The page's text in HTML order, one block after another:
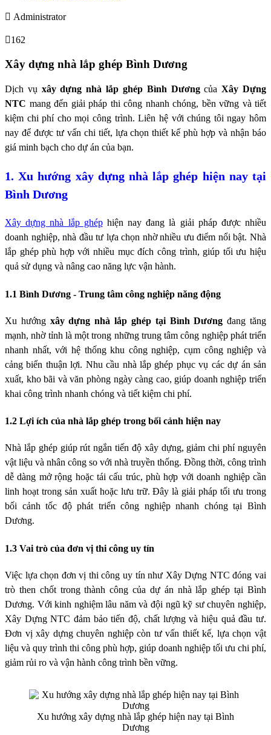
Administrator
162
Xây dựng nhà lắp ghép Bình Dương
Dịch vụ xây dựng nhà lắp ghép Bình DươngcủaXây Dựng
NTC mang đến giải pháp thi công nhanh chóng, bền vững và tiết
kiệm chi phí cho mọi công trình. Liên hệ với chúng tôi ngay hôm
nay để được tư vấn chi tiết, lựa chọn thiết kế phù hợp và nhận báo
giá minh bạch cho dự án của bạn.
1. Xu hướng xây dựng nhà lắp ghép hiện nay tại
Bình Dương
Xây dựng nhà lắp ghéphiện nay đang là giải pháp được nhiều
doanh nghiệp, nhà đầu tư lựa chọn nhờ nhiều ưu điểm nổi bật. Nhà
lắp ghép phù hợp với nhiều mục đích công trình, giúp tối ưu hiệu
quả sử dụng và nâng cao năng lực vận hành.
1.1 Bình Dương - Trung tâm công nghiệp năng động
Xu hướng xây dựng nhà lắp ghép tại Bình Dươngđang tăng
mạnh, nhờ tỉnh là một trong những trung tâm công nghiệp phát triển
nhanh nhất, với hệ thống khu công nghiệp, cụm công nghiệp và
cảng biển thuận lợi. Nhu cầu nhà lắp ghép phục vụ các dự án sản
xuất, kho bãi và văn phòng ngày càng cao, giúp doanh nghiệp triển
khai công trình nhanh chóng và tiết kiệm chi phí.
1.2 Lợi ích của nhà lắp ghép trong bối cảnh hiện nay
Nhà lắp ghép giúp rút ngắn tiến độ xây dựng, giảm chi phí nguyên
vật liệu và nhân công so với nhà truyền thống. Đồng thời, công trình
dễ dàng mở rộng hoặc tái cấu trúc, phù hợp với doanh nghiệp cần
linh hoạt trong sản xuất hoặc lưu trữ. Đây là giải pháp tối ưu trong
bối cảnh tốc độ phát triển công nghiệp nhanh chóng tại Bình
Dương.
1.3 Vai trò của đơn vị thi công uy tín
Việc lựa chọn đơn vị thi công uy tín như Xây Dựng NTC đóng vai
trò then chốt trong thành công của dự án nhà lắp ghép tại Bình
Dương. Với kinh nghiệm lâu năm và đội ngũ kỹ sư chuyên nghiệp,
Xây Dựng NTC đảm bảo tiến độ, chất lượng và hiệu quả đầu tư.
Đơn vị xây dựng chuyên nghiệp còn tư vấn thiết kế, lựa chọn vật
liệu và quy trình thi công phù hợp, giúp doanh nghiệp tối ưu chi phí,
giảm rủi ro và vận hành công trình bền vững.
Xu hướng xây dựng nhà lắp ghép hiện nay tại Bình
Dương